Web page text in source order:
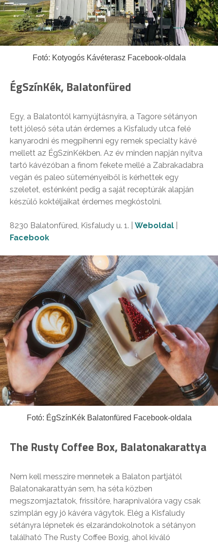
Fotó: Kotyogós Kávéterasz Facebook-oldala
ÉgSzínKék, Balatonfüred
Egy, a Balatontól karnyújtásnyira, a Tagore sétányon
tett jóleső séta után érdemes a Kisfaludy utca felé
kanyarodni és megpihenni egy remek specialty kávé
mellett az ÉgSzínKékben. Az év minden napján nyitva
tartó kávézóban a finom fekete mellé a Zabrakadabra
vegán és paleo süteményeiből is kérhettek egy
szeletet, esténként pedig a saját receptúrák alapján
készülő koktéljaikat érdemes megkóstolni.
8230 Balatonfüred, Kisfaludy u. 1. | Weboldal
Facebook
Fotó: ÉgSzínKék Balatonfüred Facebook-oldala
The Rusty Coffee Box, Balatonakarattya
Nem kell messzire mennetek a Balaton partjától
Balatonakarattyán sem, ha séta közben
megszomjaztatok, frissítőre, harapnivalóra vagy csak
szimplán egy jó kávéra vágytok. Elég a Kisfaludy
sétányra lépnetek és elzarándokolnotok a sétányon
található The Rusty Coffee Boxig, ahol kiváló